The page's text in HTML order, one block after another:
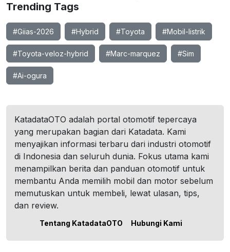
Trending Tags
#Giias-2026 #Hybrid #Toyota #Mobil-listrik
#Toyota-veloz-hybrid #Marc-marquez #Sim
#Ai-ogura
KatadataOTO adalah portal otomotif tepercaya
yang merupakan bagian dari Katadata. Kami
menyajikan informasi terbaru dari industri otomotif
di Indonesia dan seluruh dunia. Fokus utama kami
menampilkan berita dan panduan otomotif untuk
membantu Anda memilih mobil dan motor sebelum
memutuskan untuk membeli, lewat ulasan, tips,
dan review.
Tentang KatadataOTO Hubungi Kami